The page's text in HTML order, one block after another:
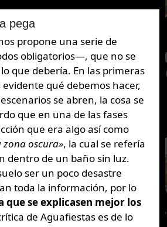
pega
propone una serie de
obligatorios—, que no se
que debería. En las primeras
evidente qué debemos hacer,
se abren, la cosa se
que en una de las fases
que era algo así como
zona oscura», la cual se refería
dentro de un baño sin luz.
ser un poco desastre
toda la información, por lo
que se explicasen mejor los
de Aguafiestas es de lo